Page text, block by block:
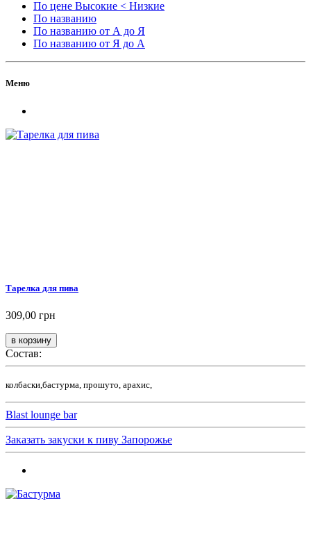
По цене Высокие < Низкие
По названию
По названию от А до Я
По названию от Я до А
Меню
Тарелка для пива
309,00 грн
Состав:
колбаски,бастурма, прошуто, арахис,
Blast lounge bar
Заказать закуски к пиву Запорожье